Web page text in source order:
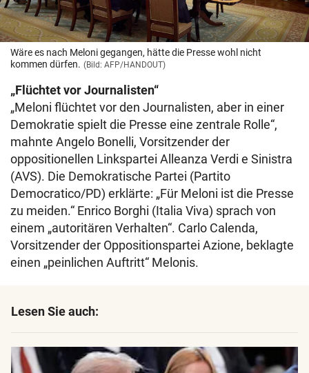
Wäre es nach Meloni gegangen, hätte die Presse wohl nicht
kommen dürfen. (Bild: AFP/HANDOUT)
„Flüchtet vor Journalisten“
„Meloni flüchtet vor den Journalisten, aber in einer
Demokratie spielt die Presse eine zentrale Rolle“,
mahnte Angelo Bonelli, Vorsitzender der
oppositionellen Linkspartei Alleanza Verdi e Sinistra
(AVS). Die Demokratische Partei (Partito
Democratico/PD) erklärte: „Für Meloni ist die Presse
zu meiden.“ Enrico Borghi (Italia Viva) sprach von
einem „autoritären Verhalten“. Carlo Calenda,
Vorsitzender der Oppositionspartei Azione, beklagte
einen „peinlichen Auftritt“ Melonis.
Lesen Sie auch: